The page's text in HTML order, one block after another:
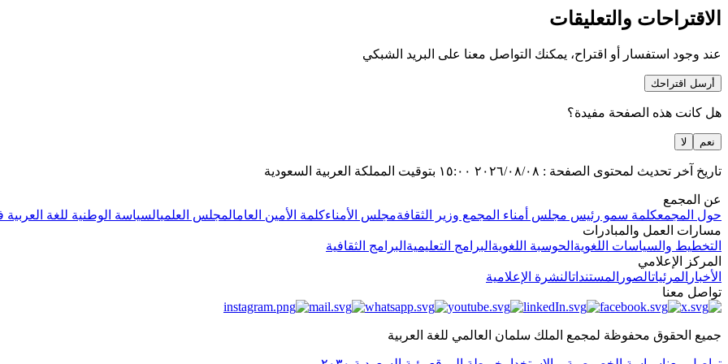
الاقتراحات والتعليقات
عند وجود استفسار أو اقتراح، يمكنك التواصل معنا على البريد الشبكي
أرسل اقتراحك
هل كانت هذه الصفحة مفيدة؟
نعم لا
تاريخ آخر تحديث لمحتوى الصفحة : ٢٠٢٦/٠٨/٠٨ ١٥:٠٠ بتوقيت المملكة العربية السعودية
عن المجمع
حول المجمعكلمة سمو رئيس مجلس أمناء المجمع وزير الثقافةمجلس الأمناءكلمة الأمين العامالمجلس العلميالسياسة الوطنية للغة
مسارات العمل والمبادرات
التخطيط والسياسات اللغوية الحوسبة اللغوية البرامج التعليمية البرامج الثقافية
المركز الإعلامي
الأخبار المرئياتالصور المستنداتالنشرة الإعلامية
تواصل معنا
جميع الحقوق محفوظة لمجمع الملك سلمان العالمي للغة العربية